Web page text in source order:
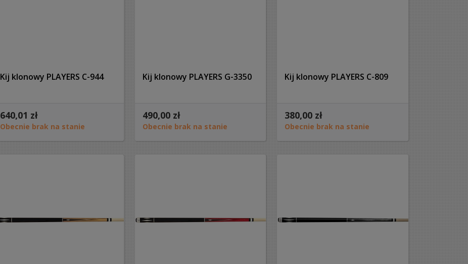
Kij klonowy PLAYERS C-944
640,01 zł
Obecnie brak na stanie
Kij klonowy PLAYERS G-3350
490,00 zł
Obecnie brak na stanie
Kij klonowy PLAYERS C-809
380,00 zł
Obecnie brak na stanie